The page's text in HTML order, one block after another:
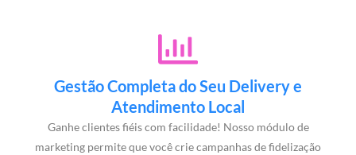
Gestão Completa do Seu Delivery e
Atendimento Local
Ganhe clientes fiéis com facilidade! Nosso módulo de
marketing permite que você crie campanhas de fidelização